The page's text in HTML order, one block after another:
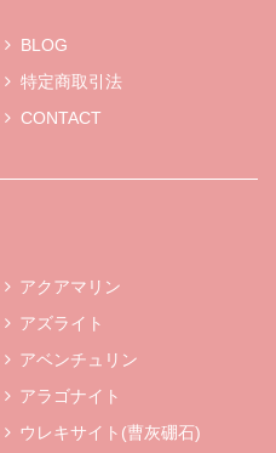
BLOG
特定商取引法
CONTACT
アクアマリン
アズライト
アベンチュリン
アラゴナイト
ウレキサイト(曹灰硼石)